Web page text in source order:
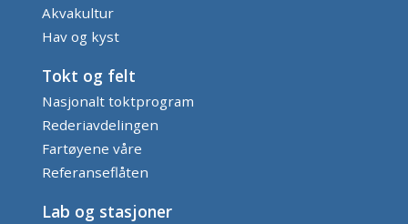
Akvakultur
Hav og kyst
Tokt og felt
Nasjonalt toktprogram
Rederiavdelingen
Fartøyene våre
Referanseflåten
Lab og stasjoner